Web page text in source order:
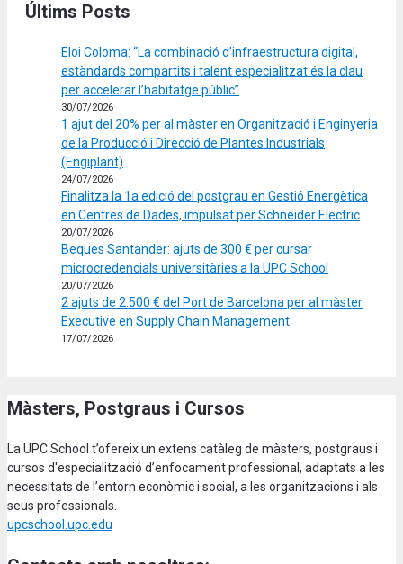
Últims Posts
Eloi Coloma: “La combinació d’infraestructura digital,
estàndards compartits i talent especialitzat és la clau
per accelerar l’habitatge públic”
30/07/2026
1 ajut del 20% per al màster en Organització i Enginyeria
de la Producció i Direcció de Plantes Industrials
(Engiplant)
24/07/2026
Finalitza la 1a edició del postgrau en Gestió Energètica
en Centres de Dades, impulsat per Schneider Electric
20/07/2026
Beques Santander: ajuts de 300 € per cursar
microcredencials universitàries a la UPC School
20/07/2026
2 ajuts de 2.500 € del Port de Barcelona per al màster
Executive en Supply Chain Management
17/07/2026
Màsters, Postgraus i Cursos
La UPC School t’ofereix un extens catàleg de màsters, postgraus i
cursos d'especialització d’enfocament professional, adaptats a les
necessitats de l’entorn econòmic i social, a les organitzacions i als
seus professionals.
upcschool.upc.edu